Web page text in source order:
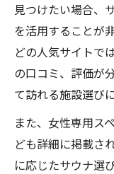
見つけたい場合、
を活用することが
どの人気サイトで
の口コミ、評価が
て訪れる施設選び
また、女性専用ス
ども詳細に掲載さ
に応じたサウナ選